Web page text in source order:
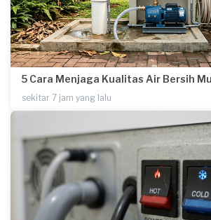
5 Cara Menjaga Kualitas Air Bersih
sekitar 7 jam yang lalu